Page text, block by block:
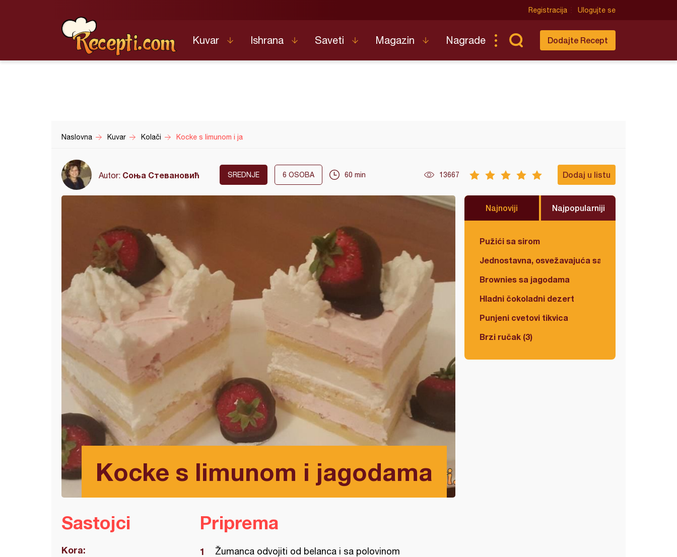
Registracija Ulogujte se
Kuvar Ishrana Saveti Magazin Nagrade Dodajte Recept
Naslovna Kuvar Kolači Kocke s limunom i ja
Autor: Соња Стевановић SREDNJE 6 OSOBA 60 min 13667 Dodaj u listu
Kocke s limunom i jagodama
Najnoviji Najpopularniji
Pužići sa sirom
Jednostavna, osvežavajuća salata
Brownies sa jagodama
Hladni čokoladni dezert
Punjeni cvetovi tikvica
Brzi ručak (3)
Sastojci
Kora:
Priprema
Žumanca odvojiti od belanca i sa polovinom